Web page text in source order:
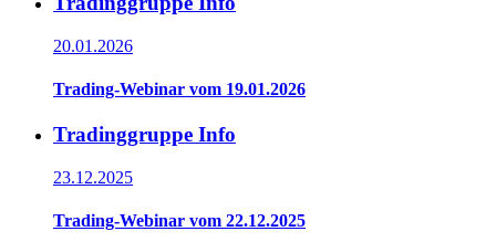
20.01.2026
Trading-Webinar vom 19.01.2026
Tradinggruppe Info
23.12.2025
Trading-Webinar vom 22.12.2025